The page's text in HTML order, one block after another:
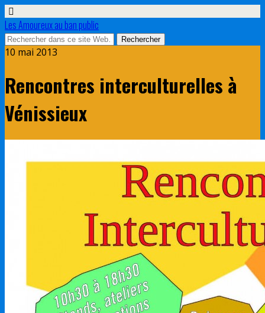
Les Amoureux au ban public
10 mai 2013
Rencontres interculturelles à
Vénissieux